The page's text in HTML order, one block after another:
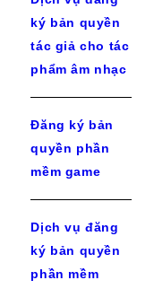
ký bản quyền
tác giả cho tác
phẩm âm nhạc
Đăng ký bản
quyền phần
mềm game
Dịch vụ đăng
ký bản quyền
phần mềm